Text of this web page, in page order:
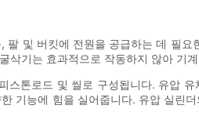
팔 및 버킷에 전원을 공급하는 데 필
삭기는 효과적으로 작동하지 않아 기
스톤로드 및 씰로 구성됩니다. 유압
기능에 힘을 실어줍니다. 유압 실린